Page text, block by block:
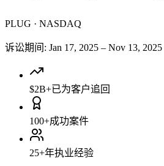
PLUG · NASDAQ
诉讼期间 : Jan 17, 2025 – Nov 13, 2025
$2B+已为客户追回
100+成功案件
25+年执业经验